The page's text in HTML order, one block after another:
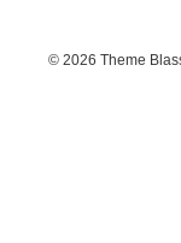
© 2026 Theme